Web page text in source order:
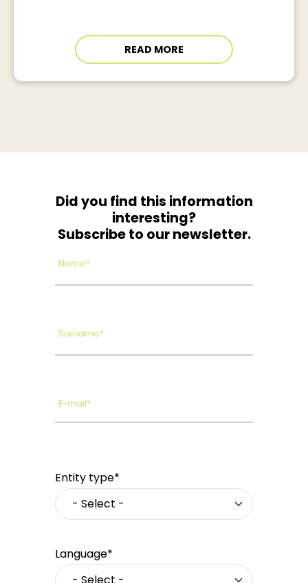
READ MORE
Did you find this information
interesting?
Subscribe to our newsletter.
Name*
Surname*
E-mail*
Entity type*
Language*